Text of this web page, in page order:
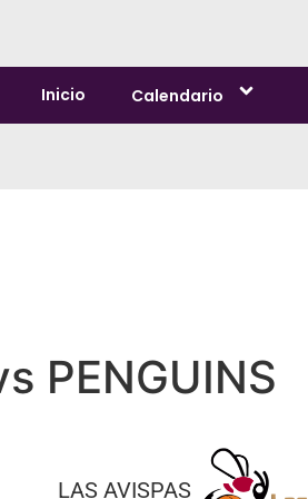
Inicio Calendario
PENGUINS
LAS AVISPAS